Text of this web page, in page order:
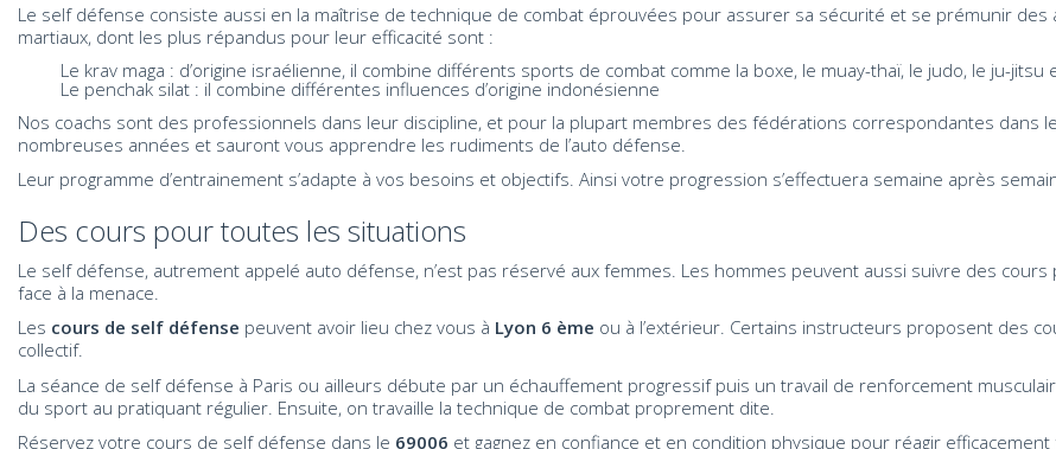
Le self défense consiste aussi en la maîtrise de technique de combat éprouvées pour assurer sa sécurité et se prémunir
martiaux, dont les plus répandus pour leur efficacité sont :
Le krav maga : d’origine israélienne, il combine différents sports de combat comme la boxe, le muay-thaï, le judo, le ju-jitsu
Le penchak silat : il combine différentes influences d’origine indonésienne
Nos coachs sont des professionnels dans leur discipline, et pour la plupart membres des fédérations correspondantes dans
nombreuses années et sauront vous apprendre les rudiments de l’auto défense.
Leur programme d’entrainement s’adapte à vos besoins et objectifs. Ainsi votre progression s’effectuera semaine après
Des cours pour toutes les situations
Le self défense, autrement appelé auto défense, n’est pas réservé aux femmes. Les hommes peuvent aussi suivre des
face à la menace.
Les cours de self défense peuvent avoir lieu chez vous à Lyon 6 ème ou à l’extérieur. Certains instructeurs proposent des
collectif.
La séance de self défense à Paris ou ailleurs débute par un échauffement progressif puis un travail de renforcement
du sport au pratiquant régulier. Ensuite, on travaille la technique de combat proprement dite.
Réservez votre cours de self défense dans le 69006 et gagnez en confiance et en condition physique pour réagir